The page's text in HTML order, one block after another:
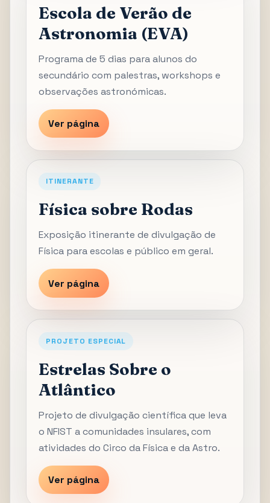
Escola de Verão de
Astronomia (EVA)
Programa de 5 dias para alunos do
secundário com palestras, workshops e
observações astronómicas.
Ver página
ITINERANTE
Física sobre Rodas
Exposição itinerante de divulgação de
Física para escolas e público em geral.
Ver página
PROJETO ESPECIAL
Estrelas Sobre o
Atlântico
Projeto de divulgação científica que leva
o NFIST a comunidades insulares, com
atividades do Circo da Física e da Astro.
Ver página